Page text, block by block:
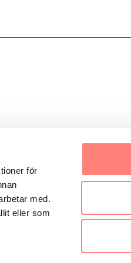
för
med.
eller som